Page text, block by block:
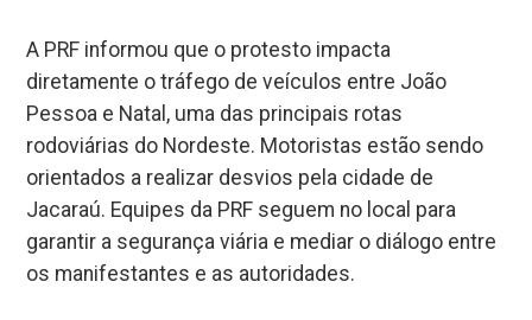
A PRF informou que o protesto impacta
diretamente o tráfego de veículos entre João
Pessoa e Natal, uma das principais rotas
rodoviárias do Nordeste. Motoristas estão sendo
orientados a realizar desvios pela cidade de
Jacaraú. Equipes da PRF seguem no local para
garantir a segurança viária e mediar o diálogo entre
os manifestantes e as autoridades.